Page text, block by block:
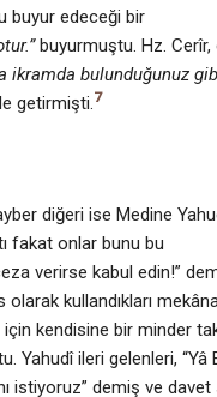
buyur edeceği bir
buyurmuştu. Hz. Cerîr,
ikramda bulunduğunuz
getirmişti. 7
diğeri ise Medine
fakat onlar bunu bu
verirse kabul edin!”
kullandıkları
için kendisine bir minder
ileri gelenleri, “Yâ
istiyoruz” demiş ve davet